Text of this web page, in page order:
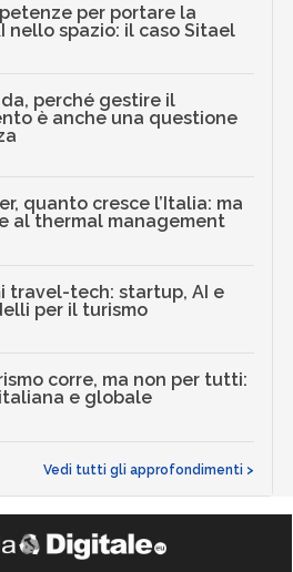
per portare la
nello spazio: il caso Sitael
perché gestire il
è anche una questione
quanto cresce l’Italia: ma
al thermal management
travel-tech: startup, AI e
per il turismo
corre, ma non per tutti:
e globale
Vedi tutti gli approfondimenti >